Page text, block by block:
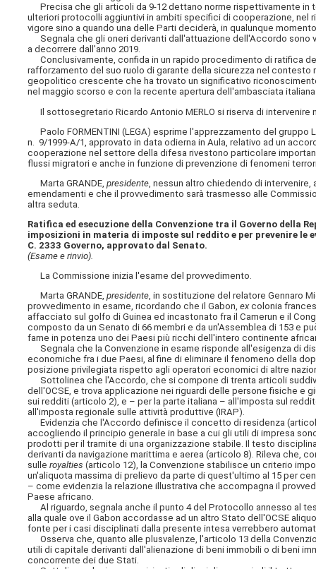
Precisa che gli articoli da 9-12 dettano norme rispettivamente in
ulteriori protocolli aggiuntivi in ambiti specifici di cooperazione, nel
vigore sino a quando una delle Parti deciderà, in qualunque
Segnala che gli oneri derivanti dall'attuazione dell'Accordo sono
a decorrere dall'anno 2019.
Conclusivamente, confida in un rapido procedimento di ratifica
rafforzamento del suo ruolo di garante della sicurezza nel contesto
geopolitico crescente che ha trovato un significativo
nel maggio scorso e con la recente apertura dell'ambasciata italiana
Il sottosegretario Ricardo Antonio MERLO si riserva di intervenire
Paolo FORMENTINI (LEGA) esprime l'apprezzamento del
n. 9/1999-A/1, approvato in data odierna in Aula, relativo ad un
cooperazione nel settore della difesa rivestono particolare
flussi migratori e anche in funzione di prevenzione di fenomeni
Marta GRANDE,presidente , nessun altro chiedendo di
emendamenti e che il provvedimento sarà trasmesso alle
altra seduta.
Ratifica ed esecuzione della Convenzione tra il Governo della
imposizioni in materia di imposte sul reddito e per prevenire
C. 2333 Governo, approvato dal Senato.
(Esame e rinvio).
La Commissione inizia l'esame del provvedimento.
Marta GRANDE,presidente, in sostituzione del relatore Gennaro
provvedimento in esame, ricordando che il Gabon,excolonia
affacciato sul golfo di Guinea ed incastonato fra il Camerun e il
composto da un Senato di 66 membri e da un'Assemblea di 153 e
farne in potenza uno dei Paesi più ricchi dell'intero continente
Segnala che la Convenzione in esame risponde all'esigenza di
economiche fra i due Paesi, al fine di eliminare il fenomeno della
posizione privilegiata rispetto agli operatori economici di altre
Sottolinea che l'Accordo, che si compone di trenta articoli
dell'OCSE, e trova applicazione nei riguardi delle persone fisiche
sui redditi (articolo 2), e – per la parte italiana – all'imposta sul
all'imposta regionale sulle attività produttive (IRAP).
Evidenzia che l'Accordo definisce il concetto di residenza
accogliendo il principio generale in base a cui gli utili di impresa
prodotti per il tramite di una organizzazione stabile. Il testo
derivanti da navigazione marittima e aerea (articolo 8). Rileva che,
sulleroyalties (articolo 12), la Convenzione stabilisce un criterio
un'aliquota massima di prelievo da parte di quest'ultimo al 15 per
– come evidenzia la relazione illustrativa che accompagna il
Paese africano.
Al riguardo, segnala anche il punto 4 del Protocollo annesso al
alla quale ove il Gabon accordasse ad un altro Stato dell'OCSE
fonte per i casi disciplinati dalla presente intesa verrebbero
Osserva che, quanto alle plusvalenze, l'articolo 13 della
utili di capitale derivanti dall'alienazione di beni immobili o di beni
concorrente dei due Stati.